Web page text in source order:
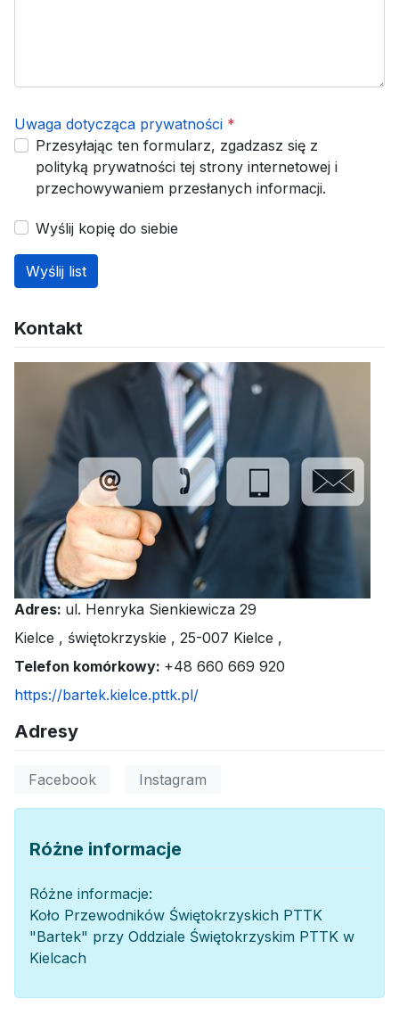
Uwaga dotycząca prywatności *
Przesyłając ten formularz, zgadzasz się z
polityką prywatności tej strony internetowej i
przechowywaniem przesłanych informacji.
Wyślij kopię do siebie
Wyślij list
Kontakt
Adres: ul. Henryka Sienkiewicza 29
Kielce , świętokrzyskie , 25-007 Kielce ,
Telefon komórkowy: +48 660 669 920
https://bartek.kielce.pttk.pl/
Adresy
Facebook Instagram
Różne informacje
Różne informacje:
Koło Przewodników Świętokrzyskich PTTK
"Bartek" przy Oddziale Świętokrzyskim PTTK w
Kielcach